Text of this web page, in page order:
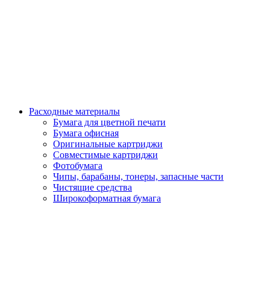
Расходные материалы
Бумага для цветной печати
Бумага офисная
Оригинальные картриджи
Совместимые картриджи
Фотобумага
Чипы, барабаны, тонеры, запасные части
Чистящие средства
Широкоформатная бумага